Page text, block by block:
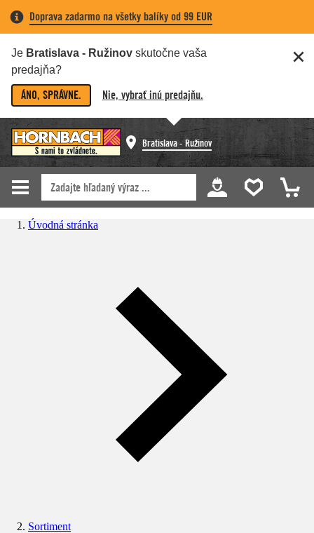
Doprava zadarmo na všetky balíky od 99 EUR
Je Bratislava - Ružinov skutočne vaša
predajňa?
ÁNO, SPRÁVNE. Nie, vybrať inú predajňu.
Bratislava - Ružinov
Úvodná stránka
Sortiment